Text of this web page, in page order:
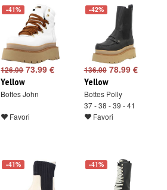
-41%
126.0073.99 €
Yellow
Bottes John
Favori
-42%
136.0078.99 €
Yellow
Bottes Polly
37 - 38 - 39 - 41
Favori
-41% -41%